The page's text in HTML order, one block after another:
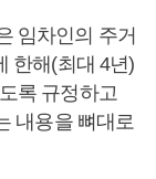
임차인의 주거
한해(최대 4년)
록 규정하고
내용을 뼈대로